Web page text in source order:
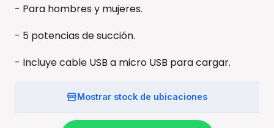
- Para hombres y mujeres.
- 5 potencias de succión.
- Incluye cable USB a micro USB para cargar.
Mostrar stock de ubicaciones